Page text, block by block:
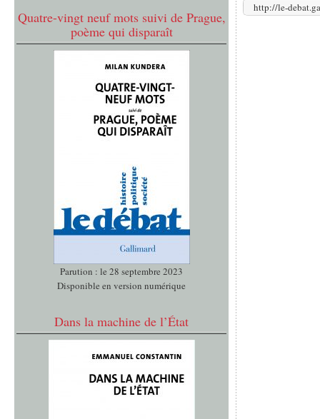
Quatre-vingt neuf mots suivi de Prague,
poème qui disparaît
Parution : le 28 septembre 2023
Disponible en version numérique
Dans la machine de l’État
http://le-